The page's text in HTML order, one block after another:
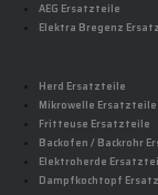
AEG Ersatzteile
Elektra Bregenz
Herd Ersatzteile
Mikrowelle Ersatzteile
Fritteuse Ersatzteile
Backofen / Backrohr
Elektroherde
Dampfkochtopf